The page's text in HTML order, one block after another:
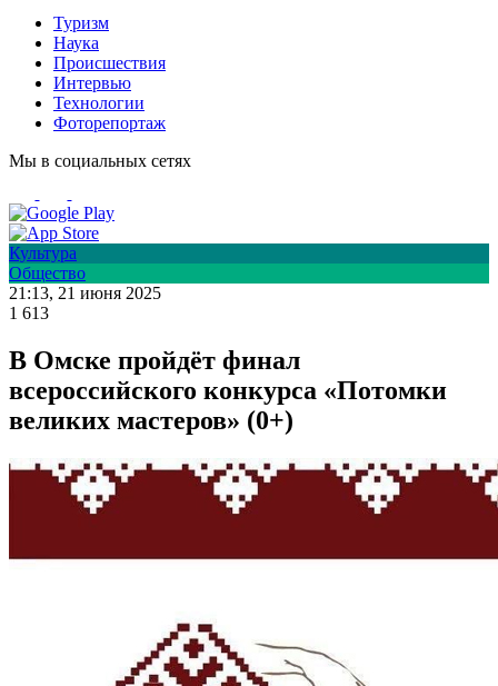
Туризм
Наука
Происшествия
Интервью
Технологии
Фоторепортаж
Мы в социальных сетях
Культура
Общество
21:13, 21 июня 2025
1 613
В Омске пройдёт финал
всероссийского конкурса «Потомки
великих мастеров» (0+)